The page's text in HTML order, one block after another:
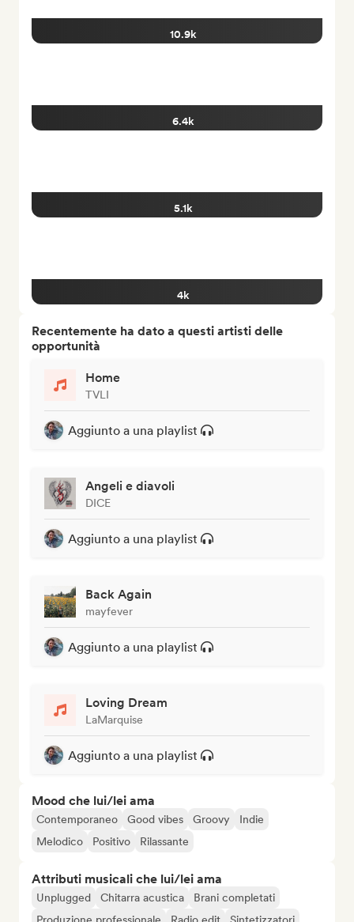
10.9k
6.4k
5.1k
4k
Recentemente ha dato a questi artisti delle
opportunità
Home
TVLI
Aggiunto a una playlist
Angeli e diavoli
DICE
Aggiunto a una playlist
Back Again
mayfever
Aggiunto a una playlist
Loving Dream
LaMarquise
Aggiunto a una playlist
Mood che lui/lei ama
Contemporaneo Good vibes Groovy
Indie
Melodico
Positivo Rilassante
Attributi musicali che lui/lei ama
Unplugged Chitarra acustica
Brani completati